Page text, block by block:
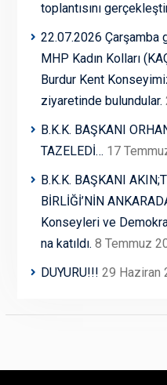
toplantısını
22.07.2026 Çarşamba
MHP Kadın Kolları
Burdur Kent
ziyaretinde bulundular.
B.K.K. BAŞKANI
TAZELEDİ… 17
B.K.K. BAŞKANI
BİRLİĞİ’NİN
Konseyleri ve
na katıldı. 8 Temmuz
DUYURU!!! 29 Haziran